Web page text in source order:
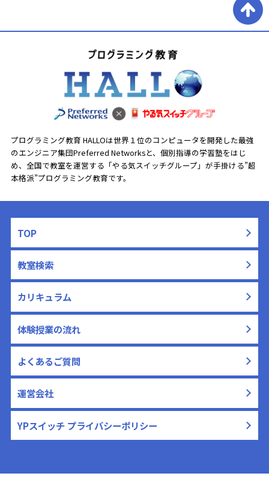
プログラミング教育 HALLOは世界１位のコンピュータを開発した最強
のエンジニア集団Preferred Networksと、 個別指導の学習塾をはじ
め、全国で教室を運営する「やる気スイッチグループ」が手掛ける”超
本格派”プログラミング教育です。
TOP
教室検索
カリキュラム
体験授業の流れ
よくあるご質問
運営会社
YPスイッチ プライバシーポリシー